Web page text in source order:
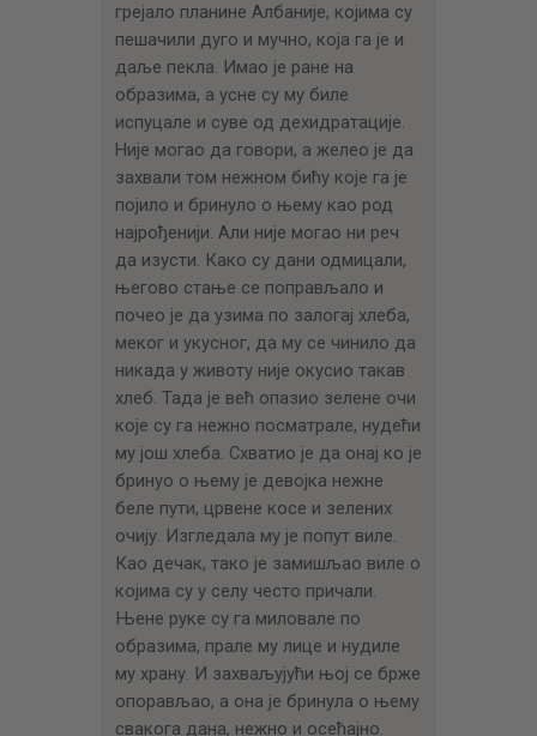
грејало планине Албаније, којима су
пешачили дуго и мучно, која га је и
даље пекла. Имао је ране на
образима, а усне су му биле
испуцале и суве од дехидратације.
Није могао да говори, а желео је да
захвали том нежном бићу које га је
појило и бринуло о њему као род
најрођенији. Али није могао ни реч
да изусти. Како су дани одмицали,
његово стање се поправљало и
почео је да узима по залогај хлеба,
меког и укусног, да му се чинило да
никада у животу није окусио такав
хлеб. Тада је већ опазио зелене очи
које су га нежно посматрале, нудећи
му још хлеба. Схватио је да онај ко је
бринуо о њему је девојка нежне
беле пути, црвене косе и зелених
очију. Изгледала му је попут виле.
Као дечак, тако је замишљао виле о
којима су у селу често причали.
Њене руке су га миловале по
образима, прале му лице и нудиле
му храну. И захваљујући њој се брже
опорављао, а она је бринула о њему
свакога дана, нежно и осећајно.